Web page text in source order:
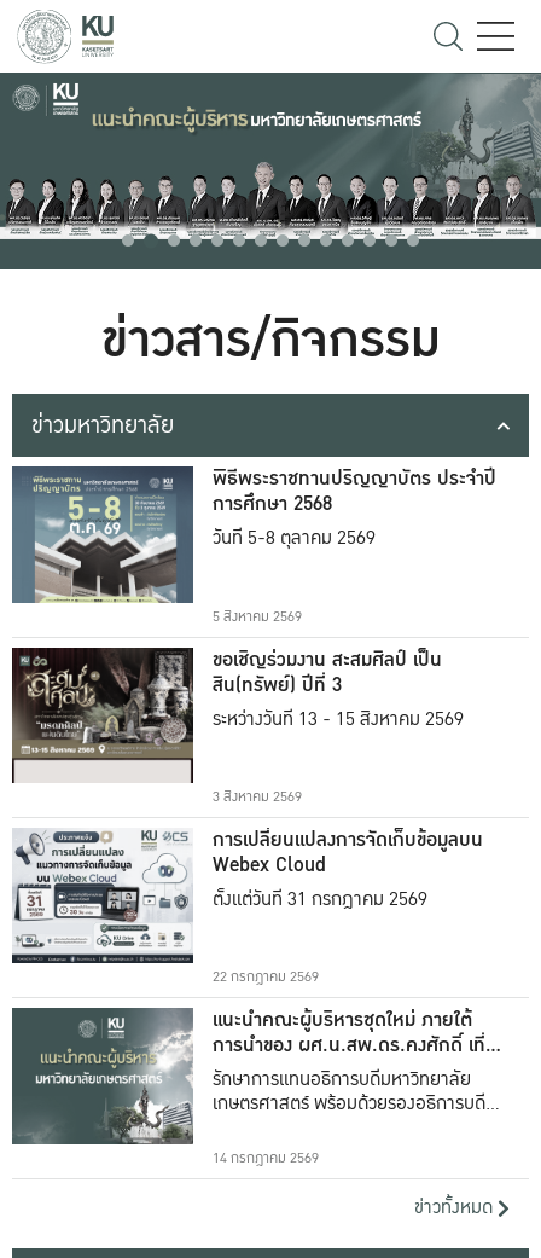
ข่าวสาร/กิจกรรม
ข่าวมหาวิทยาลัย
พิธีพระราชทานปริญญาบัตร ประจำปี
การศึกษา 2568
วันที่ 5-8 ตุลาคม 2569
5 สิงหาคม 2569
ขอเชิญร่วมงาน สะสมศิลป์ เป็น
สิน(ทรัพย์) ปีที่ 3
ระหว่างวันที่ 13 - 15 สิงหาคม 2569
3 สิงหาคม 2569
การเปลี่ยนแปลงการจัดเก็บข้อมูลบน
Webex Cloud
ตั้งแต่วันที่ 31 กรกฎาคม 2569
22 กรกฎาคม 2569
แนะนำคณะผู้บริหารชุดใหม่ ภายใต้
การนำของ ผศ.น.สพ.ดร.คงศักดิ์ เที่ยง
ธรรม
รักษาการแทนอธิการบดีมหาวิทยาลัย
เกษตรศาสตร์ พร้อมด้วยรองอธิการบดีทั้ง
14 กรกฎาคม 2569
ข่าวทั้งหมด